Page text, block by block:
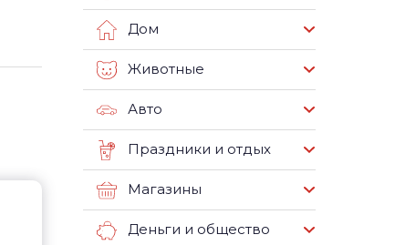
Дом
Животные
Авто
Праздники и отдых
Магазины
Деньги и общество